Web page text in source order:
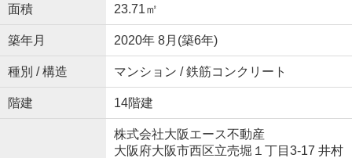
面積 23.71㎡
築年月 2020年 8月(築6年)
種別 / 構造 マンション / 鉄筋コンクリート
階建 14階建
株式会社大阪エース不動産
大阪府大阪市西区立売堀１丁目3-17 井村